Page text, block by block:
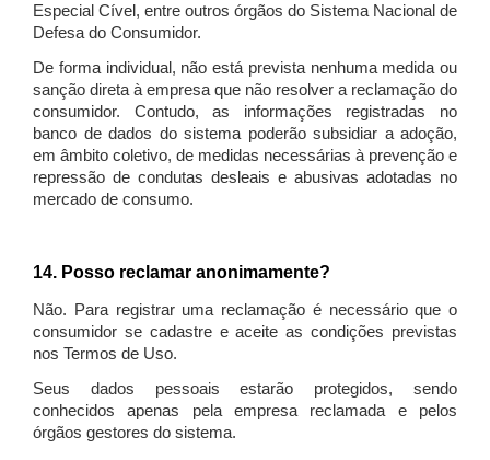
Especial Cível, entre outros órgãos do Sistema Nacional de
Defesa do Consumidor.
De forma individual, não está prevista nenhuma medida ou
sanção direta à empresa que não resolver a reclamação do
consumidor. Contudo, as informações registradas no
banco de dados do sistema poderão subsidiar a adoção,
em âmbito coletivo, de medidas necessárias à prevenção e
repressão de condutas desleais e abusivas adotadas no
mercado de consumo.
14. Posso reclamar anonimamente?
Não. Para registrar uma reclamação é necessário que o
consumidor se cadastre e aceite as condições previstas
nos Termos de Uso.
Seus dados pessoais estarão protegidos, sendo
conhecidos apenas pela empresa reclamada e pelos
órgãos gestores do sistema.